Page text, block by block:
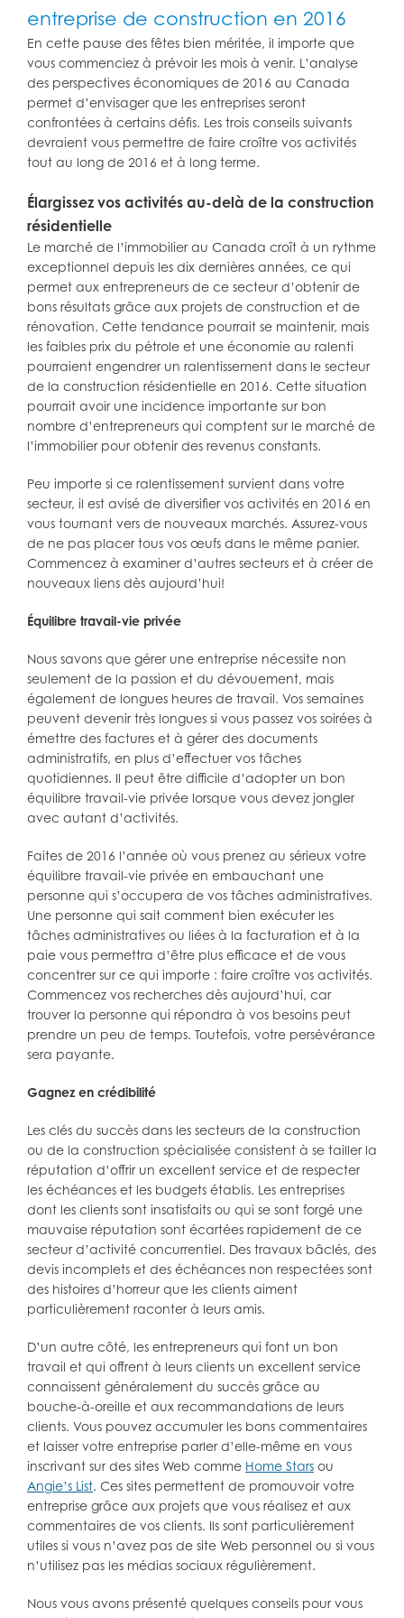
entreprise de construction en 2016
En cette pause des fêtes bien méritée, il importe que
vous commenciez à prévoir les mois à venir. L’analyse
des perspectives économiques de 2016 au Canada
permet d’envisager que les entreprises seront
confrontées à certains défis. Les trois conseils suivants
devraient vous permettre de faire croître vos activités
tout au long de 2016 et à long terme.
Élargissez vos activités au-delà de la construction
résidentielle
Le marché de l’immobilier au Canada croît à un rythme
exceptionnel depuis les dix dernières années, ce qui
permet aux entrepreneurs de ce secteur d’obtenir de
bons résultats grâce aux projets de construction et de
rénovation. Cette tendance pourrait se maintenir, mais
les faibles prix du pétrole et une économie au ralenti
pourraient engendrer un ralentissement dans le secteur
de la construction résidentielle en 2016. Cette situation
pourrait avoir une incidence importante sur bon
nombre d’entrepreneurs qui comptent sur le marché de
l’immobilier pour obtenir des revenus constants.
Peu importe si ce ralentissement survient dans votre
secteur, il est avisé de diversifier vos activités en 2016 en
vous tournant vers de nouveaux marchés. Assurez-vous
de ne pas placer tous vos œufs dans le même panier.
Commencez à examiner d’autres secteurs et à créer de
nouveaux liens dès aujourd’hui!
Équilibre travail-vie privée
Nous savons que gérer une entreprise nécessite non
seulement de la passion et du dévouement, mais
également de longues heures de travail. Vos semaines
peuvent devenir très longues si vous passez vos soirées à
émettre des factures et à gérer des documents
administratifs, en plus d’effectuer vos tâches
quotidiennes. Il peut être difficile d’adopter un bon
équilibre travail-vie privée lorsque vous devez jongler
avec autant d’activités.
Faites de 2016 l’année où vous prenez au sérieux votre
équilibre travail-vie privée en embauchant une
personne qui s’occupera de vos tâches administratives.
Une personne qui sait comment bien exécuter les
tâches administratives ou liées à la facturation et à la
paie vous permettra d’être plus efficace et de vous
concentrer sur ce qui importe : faire croître vos activités.
Commencez vos recherches dès aujourd’hui, car
trouver la personne qui répondra à vos besoins peut
prendre un peu de temps. Toutefois, votre persévérance
sera payante.
Gagnez en crédibilité
Les clés du succès dans les secteurs de la construction
ou de la construction spécialisée consistent à se tailler la
réputation d’offrir un excellent service et de respecter
les échéances et les budgets établis. Les entreprises
dont les clients sont insatisfaits ou qui se sont forgé une
mauvaise réputation sont écartées rapidement de ce
secteur d’activité concurrentiel. Des travaux bâclés, des
devis incomplets et des échéances non respectées sont
des histoires d’horreur que les clients aiment
particulièrement raconter à leurs amis.
D’un autre côté, les entrepreneurs qui font un bon
travail et qui offrent à leurs clients un excellent service
connaissent généralement du succès grâce au
bouche-à-oreille et aux recommandations de leurs
clients. Vous pouvez accumuler les bons commentaires
et laisser votre entreprise parler d’elle-même en vous
inscrivant sur des sites Web comme Home Stars ou
Angie’s List. Ces sites permettent de promouvoir votre
entreprise grâce aux projets que vous réalisez et aux
commentaires de vos clients. Ils sont particulièrement
utiles si vous n’avez pas de site Web personnel ou si vous
n’utilisez pas les médias sociaux régulièrement.
Nous vous avons présenté quelques conseils pour vous